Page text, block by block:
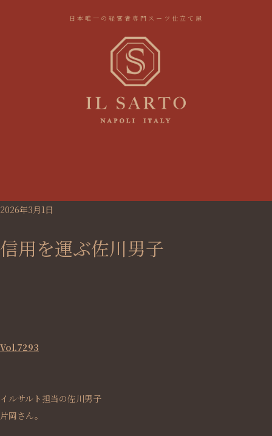
日本唯一の経営者専門スーツ仕立て屋
2026年3月1日
信用を運ぶ佐川男子
Vol.7293
イルサルト担当の佐川男子
片岡さん。